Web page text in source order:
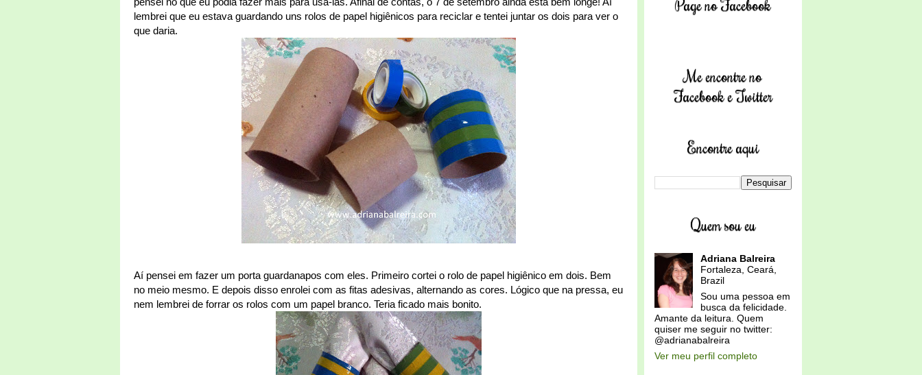
lembrei que eu estava guardando uns rolos de papel higiênicos para reciclar e tentei juntar os dois para ver o
que daria.
Aí pensei em fazer um porta guardanapos com eles. Primeiro cortei o rolo de papel higiênico em dois. Bem
no meio mesmo. E depois disso enrolei com as fitas adesivas, alternando as cores. Lógico que na pressa, eu
nem lembrei de forrar os rolos com um papel branco. Teria ficado mais bonito.
Page no Facebook
Me encontre no
Facebook e Twitter
Encontre aqui
Quem sou eu
Adriana Balreira
Fortaleza, Ceará,
Brazil
Sou uma pessoa em
busca da felicidade.
Amante da leitura. Quem
quiser me seguir no twitter:
@adrianabalreira
Ver meu perfil completo